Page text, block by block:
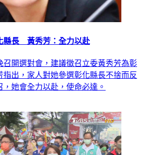
縣長 黃秀芳：全力以赴
召開選對會，建議徵召立委黃秀芳為彰
出，家人對她參選彰化縣長不捨而反
她會全力以赴，使命必達。